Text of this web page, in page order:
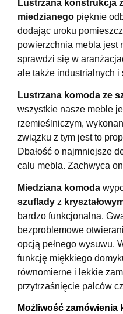
Lustrzana konstrukcja
miedzianego pięknie
dodając uroku
powierzchnia mebla jest
sprawdzi się w
ale także industrialnych i
Lustrzana komoda ze
wszystkie nasze meble
rzemieślniczym,
związku z tym jest to
Dbałość o najmniejsze
calu mebla. Zachwyca
Miedziana komoda
szuflady z
bardzo funkcjonalna.
bezproblemowe
opcją pełnego wysuwu.
funkcję miękkiego
równomierne i lekkie
przytrzaśnięcie palców
Możliwość